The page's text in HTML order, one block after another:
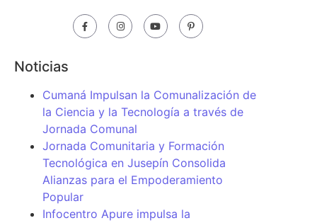
Noticias
Cumaná Impulsan la Comunalización de
la Ciencia y la Tecnología a través de
Jornada Comunal
Jornada Comunitaria y Formación
Tecnológica en Jusepín Consolida
Alianzas para el Empoderamiento
Popular
Infocentro Apure impulsa la